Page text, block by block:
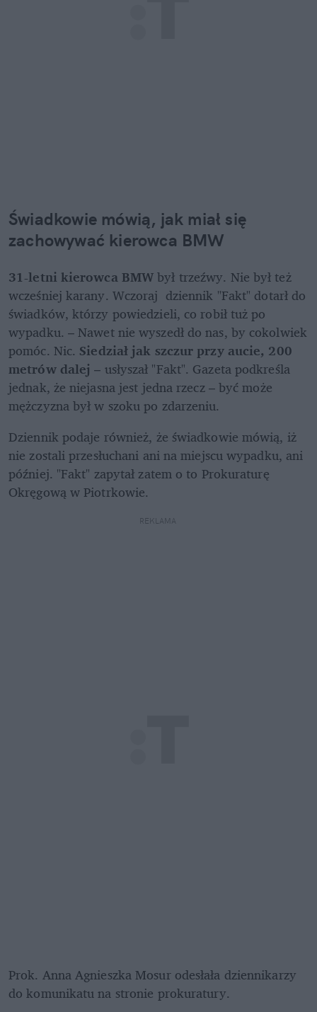
Świadkowie mówią, jak miał się
zachowywać kierowca BMW
31-letni kierowca BMW był trzeźwy. Nie był też
wcześniej karany. Wczoraj  dziennik "Fakt" dotarł do
świadków, którzy powiedzieli, co robił tuż po
wypadku. – Nawet nie wyszedł do nas, by cokolwiek
pomóc. Nic. Siedział jak szczur przy aucie, 200
metrów dalej – usłyszał "Fakt". Gazeta podkreśla
jednak, że niejasna jest jedna rzecz – być może
mężczyzna był w szoku po zdarzeniu.
Dziennik podaje również, że świadkowie mówią, iż
nie zostali przesłuchani ani na miejscu wypadku, ani
później. "Fakt" zapytał zatem o to Prokuraturę
Okręgową w Piotrkowie.
REKLAMA
Prok. Anna Agnieszka Mosur odesłała dziennikarzy
do komunikatu na stronie prokuratury.